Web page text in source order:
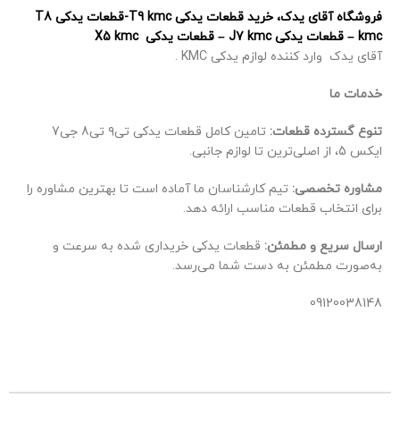
فروشگاه آقای یدک، خرید قطعات یدکی T9 kmc-قطعات یدکی T8
kmc – قطعات یدکی J7 kmc – قطعات یدکی X5 kmc
آقای یدک وارد کننده لوازم یدکی KMC .
خدمات ما
تنوع گسترده قطعات:
تامین کامل قطعات یدکی تی۹ تی8 جی7
ایکس 5، از اصلی‌ترین تا لوازم جانبی.
مشاوره تخصصی: تیم کارشناسان ما آماده است تا بهترین مشاوره را
برای انتخاب قطعات مناسب ارائه دهد.
ارسال سریع و مطمئن: قطعات یدکی خریداری شده به سرعت و
به‌صورت مطمئن به دست شما می‌رسد.
09120038148